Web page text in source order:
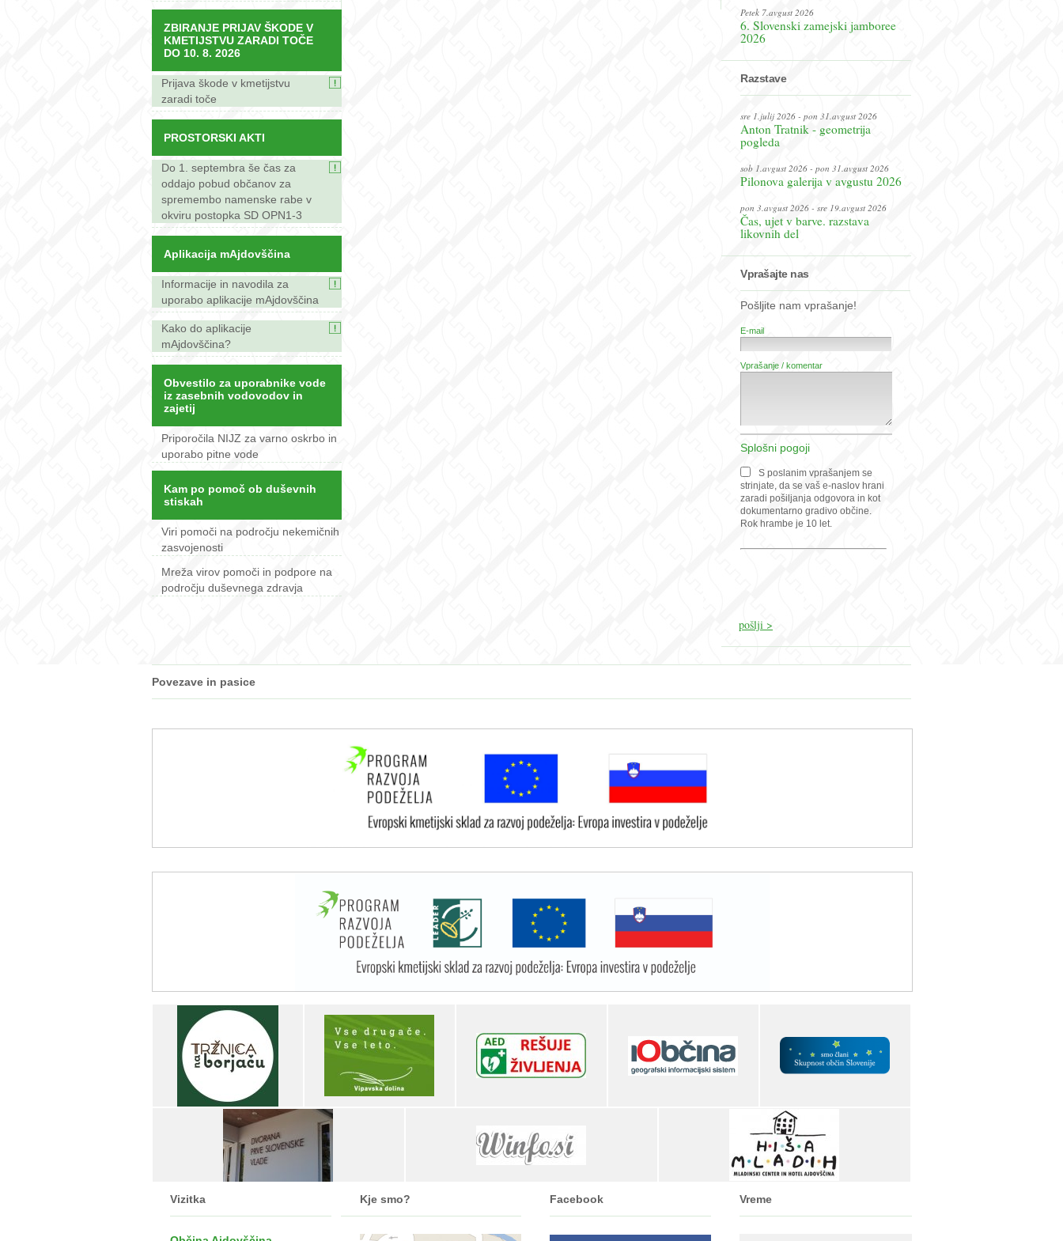
ZBIRANJE PRIJAV ŠKODE V
KMETIJSTVU ZARADI TOČE
DO 10. 8. 2026
Prijava škode v kmetijstvu
zaradi toče
PROSTORSKI AKTI
Do 1. septembra še čas za
oddajo pobud občanov za
spremembo namenske rabe v
okviru postopka SD OPN1-3
Aplikacija mAjdovščina
Informacije in navodila za
uporabo aplikacije mAjdovščina
Kako do aplikacije
mAjdovščina?
Obvestilo za uporabnike vode
iz zasebnih vodovodov in
zajetij
Priporočila NIJZ za varno oskrbo in
uporabo pitne vode
Kam po pomoč ob duševnih
stiskah
Viri pomoči na področju nekemičnih
zasvojenosti
Mreža virov pomoči in podpore na
področju duševnega zdravja
Petek 7.avgust 2026
6. Slovenski zamejski jamboree
2026
Razstave
sre 1.julij 2026 - pon 31.avgust 2026
Anton Tratnik - geometrija
pogleda
sob 1.avgust 2026 - pon 31.avgust 2026
Pilonova galerija v avgustu 2026
pon 3.avgust 2026 - sre 19.avgust 2026
Čas, ujet v barve. razstava
likovnih del
Vprašajte nas
Pošljite nam vprašanje!
E-mail
Vprašanje / komentar
Splošni pogoji
S poslanim vprašanjem se
strinjate, da se vaš e-naslov hrani
zaradi pošiljanja odgovora in kot
dokumentarno gradivo občine.
Rok hrambe je 10 let.
Povezave in pasice
Vizitka Kje smo? Facebook Vreme